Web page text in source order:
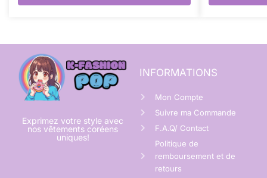
Exprimez votre style avec
nos vêtements coréens
uniques!
INFORMATIONS
Mon Compte
Suivre ma Commande
F.A.Q/ Contact
Politique de
remboursement et de
retours